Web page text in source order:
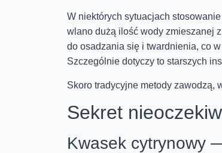
W niektórych sytuacjach
wlano dużą ilość wody zmieszanej
do osadzania się i twardnienia, co
Szczególnie dotyczy to starszych
Skoro tradycyjne metody zawodzą,
Sekret
Kwasek cytrynowy